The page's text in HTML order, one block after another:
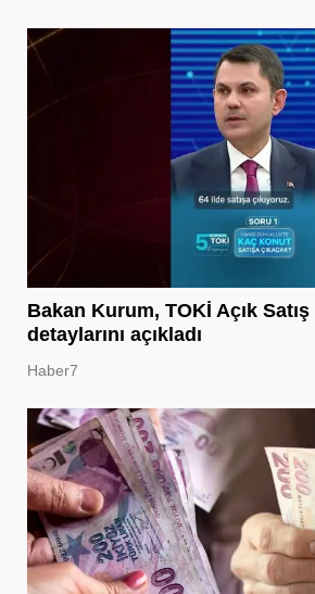
Bakan Kurum, TOKİ Açık Satış
detaylarını açıkladı
Haber7